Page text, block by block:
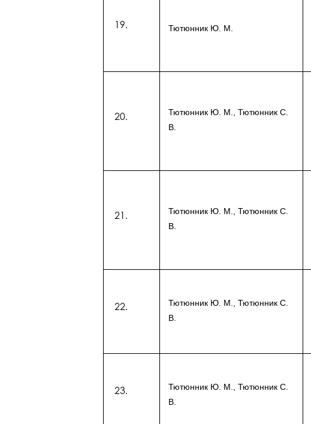
Тютюнник Ю. М.
Тютюнник Ю. М., Тютюнник С.
В.
Тютюнник Ю. М., Тютюнник С.
В.
Тютюнник Ю. М., Тютюнник С.
В.
Тютюнник Ю. М., Тютюнник С.
В.